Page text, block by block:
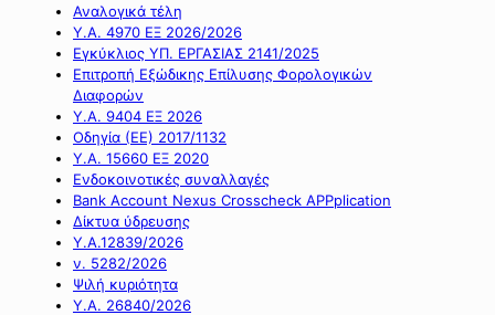
Αναλογικά τέλη
Υ.Α. 4970 ΕΞ 2026/2026
Εγκύκλιος ΥΠ. ΕΡΓΑΣΙΑΣ 2141/2025
Επιτροπή Εξώδικης Επίλυσης Φορολογικών
Διαφορών
Υ.Α. 9404 ΕΞ 2026
Οδηγία (ΕΕ) 2017/1132
Υ.Α. 15660 ΕΞ 2020
Ενδοκοινοτικές συναλλαγές
Bank Account Nexus Crosscheck APPplication
Δίκτυα ύδρευσης
Υ.Α.12839/2026
ν. 5282/2026
Ψιλή κυριότητα
Υ.Α. 26840/2026